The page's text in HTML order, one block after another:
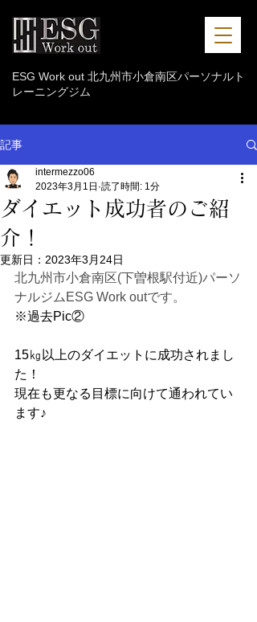
ESG Work out 北九州市小倉南区パーソナルト
レーニングジム
記事
ダイエット成功者のご紹
介！
intermezzo06
2023年3月1日 読了時間: 1分
更新日： 2023年3月24日
北九州市小倉南区(下曽根駅付近)パーソ
ナルジムESG Work outです。
※過去Pic②
15㎏以上のダイエットに成功されまし
た！
現在も更なる目標に向けて通われてい
ます♪